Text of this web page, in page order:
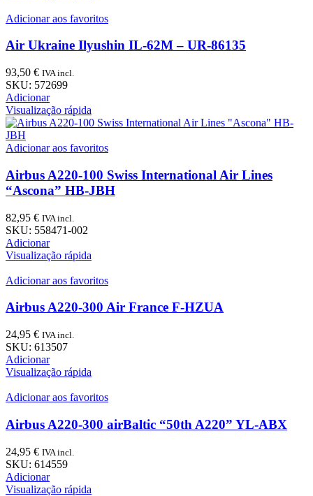
Adicionar aos favoritos
Air Ukraine Ilyushin IL-62M – UR-86135
93,50 € IVA incl.
SKU: 572699
Adicionar
Visualização rápida
Adicionar aos favoritos
Airbus A220-100 Swiss International Air Lines
“Ascona” HB-JBH
82,95 € IVA incl.
SKU: 558471-002
Adicionar
Visualização rápida
Adicionar aos favoritos
Airbus A220-300 Air France F-HZUA
24,95 € IVA incl.
SKU: 613507
Adicionar
Visualização rápida
Adicionar aos favoritos
Airbus A220-300 airBaltic “50th A220” YL-ABX
24,95 € IVA incl.
SKU: 614559
Adicionar
Visualização rápida